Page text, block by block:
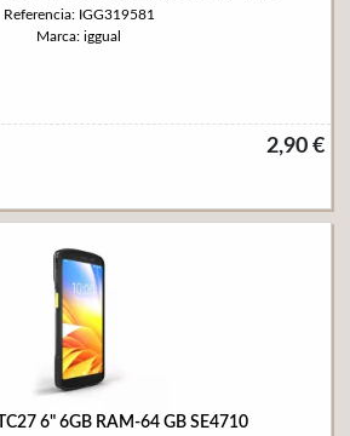
Referencia: IGG319581
Marca: iggual
2,90 €
6" 6GB RAM-64 GB SE4710